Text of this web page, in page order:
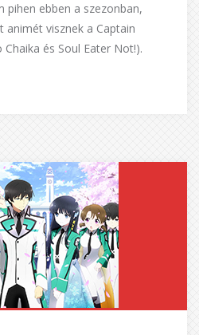
pihen ebben a szezonban,
animét visznek a Captain
és Soul Eater Not!).